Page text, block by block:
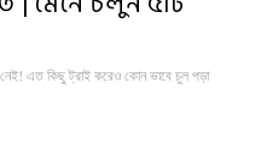
এত কিছু ট্রাই করেও কোন ভাবে চুল পড়া